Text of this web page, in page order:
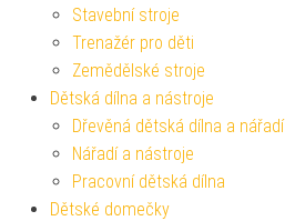
Stavební stroje
Trenažér pro děti
Zemědělské stroje
Dětská dílna a nástroje
Dřevěná dětská dílna a nářadí
Nářadí a nástroje
Pracovní dětská dílna
Dětské domečky